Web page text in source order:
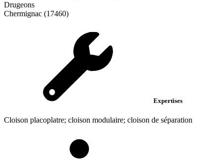
Drugeons
Chermignac (17460)
Expertises
Cloison placoplatre; cloison modulaire; cloison de séparation